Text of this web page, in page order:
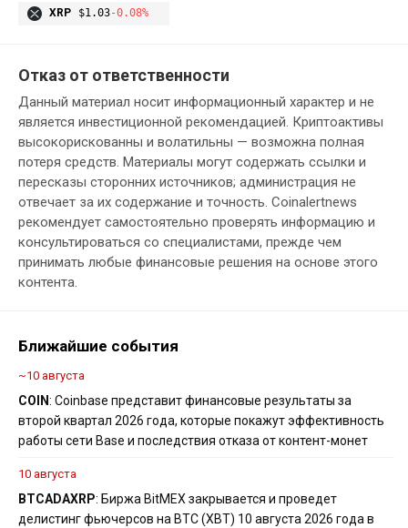
XRP $1.03-0.08%
Отказ от ответственности
Данный материал носит информационный характер и не
является инвестиционной рекомендацией. Криптоактивы
высокорискованны и волатильны — возможна полная
потеря средств. Материалы могут содержать ссылки и
пересказы сторонних источников; администрация не
отвечает за их содержание и точность. Coinalertnews
рекомендует самостоятельно проверять информацию и
консультироваться со специалистами, прежде чем
принимать любые финансовые решения на основе этого
контента.
Ближайшие события
~10 августа
COIN: Coinbase представит финансовые результаты за
второй квартал 2026 года, которые покажут эффективность
работы сети Base и последствия отказа от контент-монет
10 августа
BTCADAXRP: Биржа BitMEX закрывается и проведет
делистинг фьючерсов на BTC (XBT) 10 августа 2026 года в